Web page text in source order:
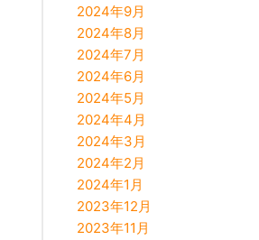
2024年9月
2024年8月
2024年7月
2024年6月
2024年5月
2024年4月
2024年3月
2024年2月
2024年1月
2023年12月
2023年11月